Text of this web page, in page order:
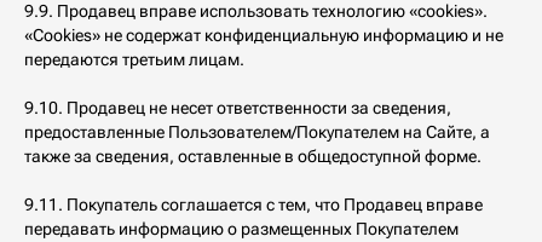
9.9. Продавец вправе использовать технологию «cookies».
«Cookies» не содержат конфиденциальную информацию и не
передаются третьим лицам.
9.10. Продавец не несет ответственности за сведения,
предоставленные Пользователем/Покупателем на Сайте, а
также за сведения, оставленные в общедоступной форме.
9.11. Покупатель соглашается с тем, что Продавец вправе
передавать информацию о размещенных Покупателем